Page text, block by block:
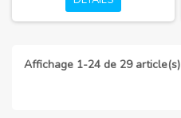
Affichage 1-24 de 29 article(s)